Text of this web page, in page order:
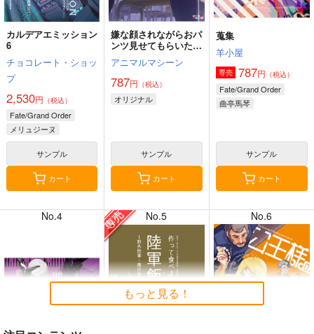
8月2日掲載 8月2日掲載
7月31日掲載
7月30日掲載 7月30日掲載
7月28日掲載
カルデアエミッション
6
チョコレート・ショッ
プ
2,530円 （税込）
Fate/Grand Order
メリュジーヌ
サンプル
カート
嫌な顔されながらおパ
ンツ見せてもらいたい
本14
アニマルマシーン
787円 （税込）
オリジナル
サンプル
カート
蒐集
羊小屋
専売 787円 （税込）
Fate/Grand Order
曲亭馬琴
サンプル
カート
No.4 No.5 No.6
もっと見る！